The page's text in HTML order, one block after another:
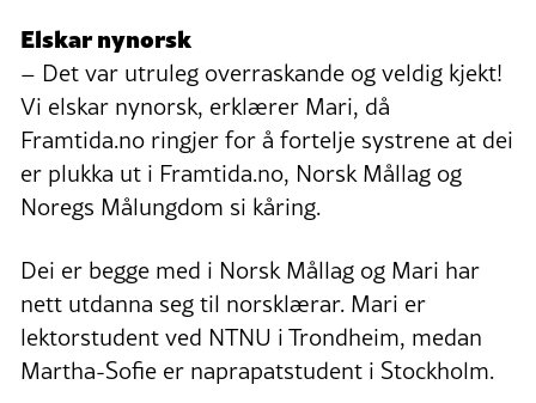
Elskar nynorsk
– Det var utruleg overraskande og veldig kjekt!
Vi elskar nynorsk, erklærer Mari, då
Framtida.no ringjer for å fortelje systrene at dei
er plukka ut i Framtida.no, Norsk Mållag og
Noregs Målungdom si kåring.
Dei er begge med i Norsk Mållag og Mari har
nett utdanna seg til norsklærar. Mari er
lektorstudent ved NTNU i Trondheim, medan
Martha-Sofie er naprapatstudent i Stockholm.